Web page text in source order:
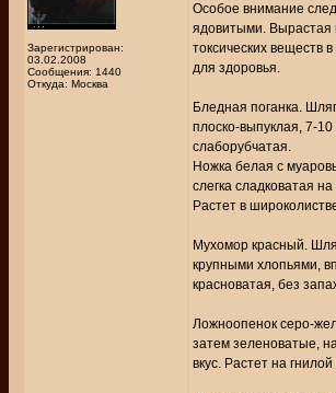
Зарегистрирован:
03.02.2008
Сообщения: 1440
Откуда: Москва
Особое внимание
ядовитыми. Вырастая
токсических веществ
для здоровья.
Бледная поганка.
плоско-выпуклая, 7-
слаборубчатая.
Ножка белая с
слегка сладковатая на
Растет в
Мухомор красный.
крупными хлопьями,
красноватая, без
Ложноопенок серо-
затем зеленоватые,
вкус. Растет на